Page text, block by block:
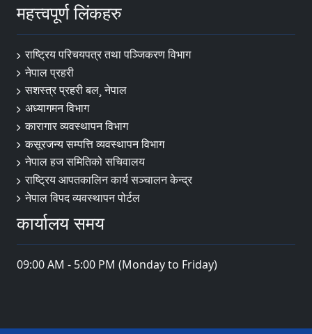
महत्त्वपूर्ण लिंकहरु
राष्ट्रिय परिचयपत्र तथा पञ्‍जिकरण विभाग
नेपाल प्रहरी
सशस्त्र प्रहरी बल¸ नेपाल
अध्यागमन विभाग
कारागार व्यवस्थापन विभाग
कसूरजन्य सम्पत्ति व्यवस्थापन विभाग
नेपाल हज समितिको सचिवालय
राष्ट्रिय आपतकालिन कार्य सञ्चालन केन्द्र
नेपाल विपद व्यवस्थापन पोर्टल
कार्यालय समय
09:00 AM - 5:00 PM (Monday to Friday)